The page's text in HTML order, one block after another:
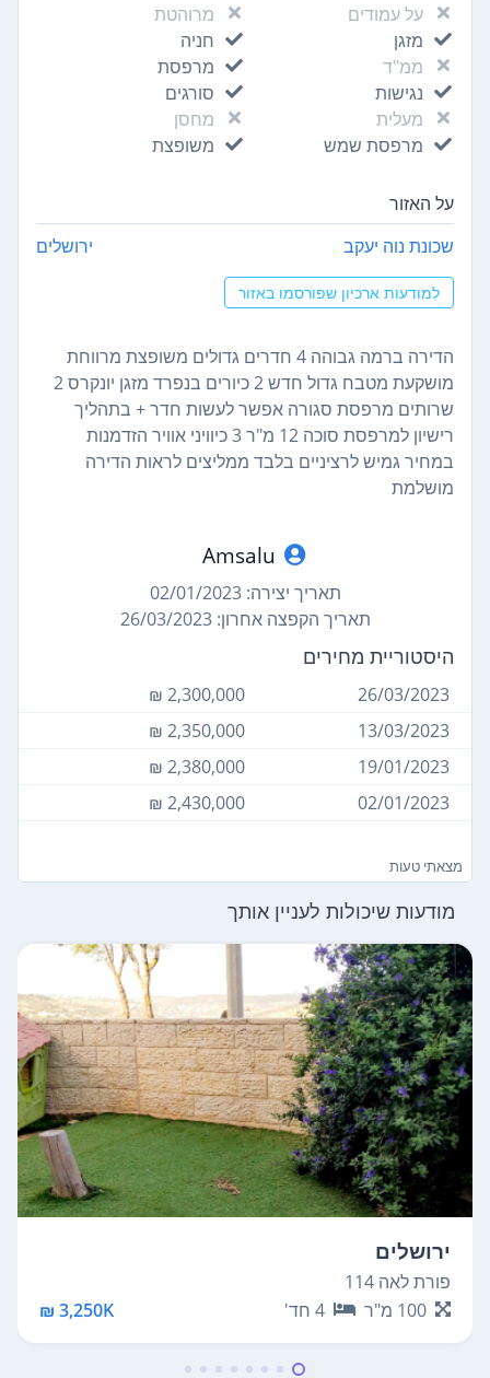
על עמודים
מרוהטת
מזגן
חניה
ממ"ד
מרפסת
נגישות
סורגים
מעלית
מחסן
מרפסת שמש
משופצת
על האזור
שכונת נוה יעקב ירושלים
למודעות ארכיון שפורסמו באזור
הדירה ברמה גבוהה 4 חדרים גדולים משופצת מרווחת
מושקעת מטבח גדול חדש 2 כיורים בנפרד מזגן יונקרס 2
שרותים מרפסת סגורה אפשר לעשות חדר + בתהליך
רישיון למרפסת סוכה 12 מ"ר 3 כיוויני אוויר הזדמנות
במחיר גמיש לרציניים בלבד ממליצים לראות הדירה
מושלמת
Amsalu
תאריך יצירה: 02/01/2023
תאריך הקפצה אחרון: 26/03/2023
היסטוריית מחירים
26/03/2023
2,300,000 ₪
13/03/2023
2,350,000 ₪
19/01/2023
2,380,000 ₪
02/01/2023
2,430,000 ₪
מצאתי טעות
מודעות שיכולות לעניין אותך
ירושלים
פורת לאה 114
100 מ"ר 4 חד' 3,250K ₪